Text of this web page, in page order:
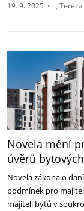
19. 9. 2025 •
Novela mění
úvěrů
Novela zákona o
podmínek pro
majiteli bytů v